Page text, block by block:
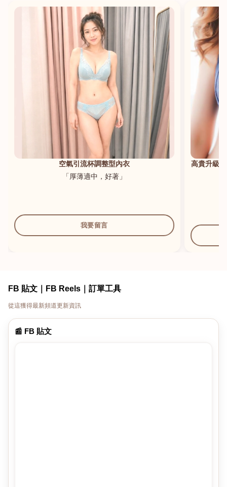
空氣引流杯調整型內衣
「厚薄適中，好著」
我要留言
高貴升級
FB 貼文｜FB Reels｜訂單工具
從這獲得最新頻道更新資訊
📰 FB 貼文
港澳中文
English